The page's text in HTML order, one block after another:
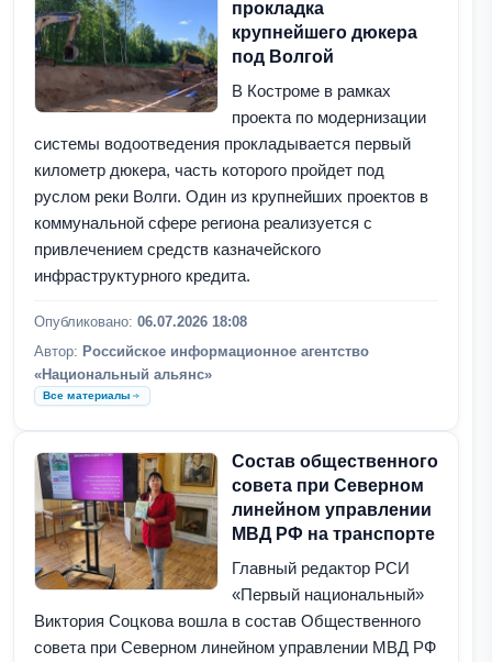
прокладка
крупнейшего дюкера
под Волгой
В Костроме в рамках
проекта по модернизации
системы водоотведения прокладывается первый
километр дюкера, часть которого пройдет под
руслом реки Волги. Один из крупнейших проектов в
коммунальной сфере региона реализуется с
привлечением средств казначейского
инфраструктурного кредита.
Опубликовано: 06.07.2026 18:08
Автор: Российское информационное агентство
«Национальный альянс»
Все материалы
Состав общественного
совета при Северном
линейном управлении
МВД РФ на транспорте
Главный редактор РСИ
«Первый национальный»
Виктория Соцкова вошла в состав Общественного
совета при Северном линейном управлении МВД РФ